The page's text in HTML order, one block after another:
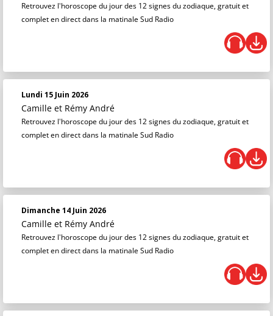
Retrouvez l'horoscope du jour des 12 signes du zodiaque, gratuit et
complet en direct dans la matinale Sud Radio
Lundi 15 Juin 2026
Camille et Rémy André
Retrouvez l'horoscope du jour des 12 signes du zodiaque, gratuit et
complet en direct dans la matinale Sud Radio
Dimanche 14 Juin 2026
Camille et Rémy André
Retrouvez l'horoscope du jour des 12 signes du zodiaque, gratuit et
complet en direct dans la matinale Sud Radio